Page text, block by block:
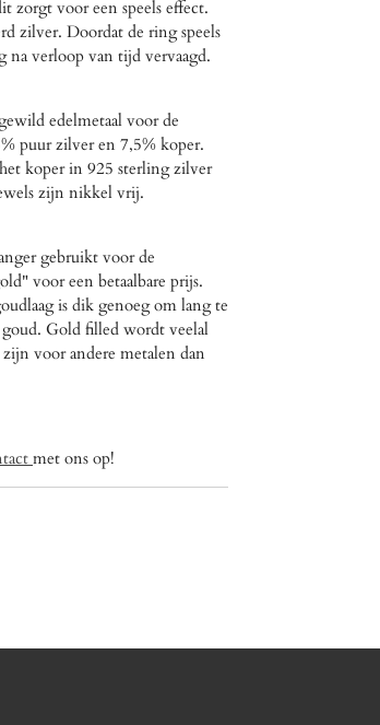
zorgt voor een speels effect.
zilver. Doordat de ring speels
na verloop van tijd vervaagd.
edelmetaal voor de
puur zilver en 7,5% koper.
koper in 925 sterling zilver
zijn nikkel vrij.
gebruikt voor de
voor een betaalbare prijs.
is dik genoeg om lang te
Gold filled wordt veelal
voor andere metalen dan
met ons op!